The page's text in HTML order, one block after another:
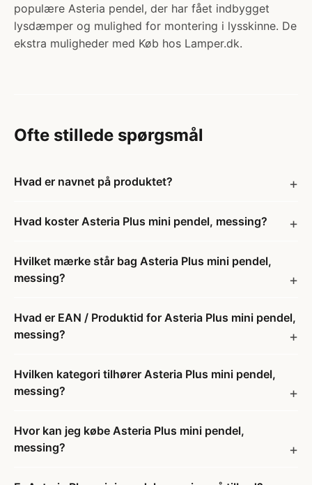
populære Asteria pendel, der har fået indbygget
lysdæmper og mulighed for montering i lysskinne. De
ekstra muligheder med Køb hos Lamper.dk.
Ofte stillede spørgsmål
Hvad er navnet på produktet?
Hvad koster Asteria Plus mini pendel, messing?
Hvilket mærke står bag Asteria Plus mini pendel,
messing?
Hvad er EAN / Produktid for Asteria Plus mini pendel,
messing?
Hvilken kategori tilhører Asteria Plus mini pendel,
messing?
Hvor kan jeg købe Asteria Plus mini pendel,
messing?